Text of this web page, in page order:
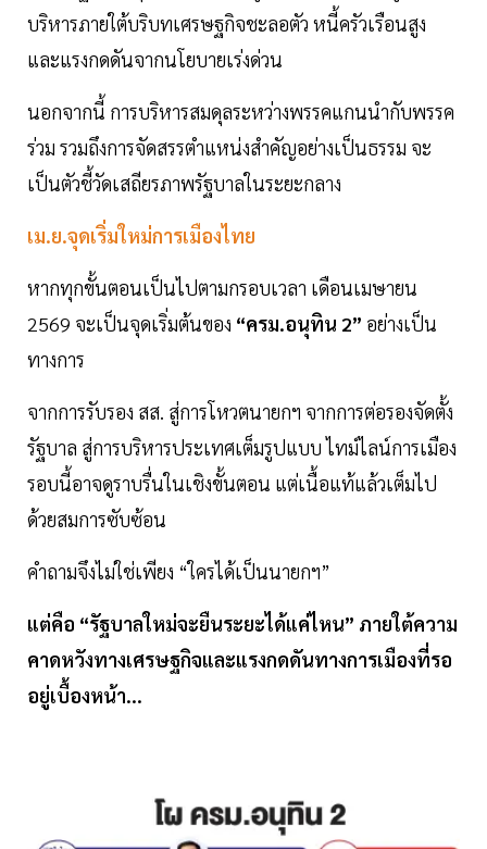
บริหารภายใต้บริบทเศรษฐกิจชะลอตัว หนี้ครัวเรือนสูง
และแรงกดดันจากนโยบายเร่งด่วน
นอกจากนี้ การบริหารสมดุลระหว่างพรรคแกนนำกับพรรค
ร่วม รวมถึงการจัดสรรตำแหน่งสำคัญอย่างเป็นธรรม จะ
เป็นตัวชี้วัดเสถียรภาพรัฐบาลในระยะกลาง
เม.ย.จุดเริ่มใหม่การเมืองไทย
หากทุกขั้นตอนเป็นไปตามกรอบเวลา เดือนเมษายน
2569 จะเป็นจุดเริ่มต้นของ “ครม.อนุทิน 2” อย่างเป็น
ทางการ
จากการรับรอง สส. สู่การโหวตนายกฯ จากการต่อรองจัดตั้ง
รัฐบาล สู่การบริหารประเทศเต็มรูปแบบ ไทม์ไลน์การเมือง
รอบนี้อาจดูราบรื่นในเชิงขั้นตอน แต่เนื้อแท้แล้วเต็มไป
ด้วยสมการซับซ้อน
คำถามจึงไม่ใช่เพียง “ใครได้เป็นนายกฯ”
แต่คือ “รัฐบาลใหม่จะยืนระยะได้แค่ไหน” ภายใต้ความ
คาดหวังทางเศรษฐกิจและแรงกดดันทางการเมืองที่รอ
อยู่เบื้องหน้า...